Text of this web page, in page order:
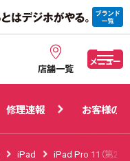
店舗一覧
メニュー
修理速報 お客様の声
修理速報 お客様の声
iPad iPad Pro 11（第2